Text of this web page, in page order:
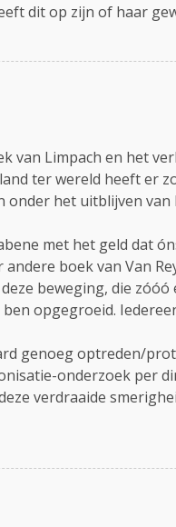
dit op zijn of haar
van Limpach en het
ter wereld heeft er
het uitblijven van
met het geld dat
boek van Van
beweging, die
opgegroeid.
genoeg optreden/
onderzoek per
verdraaide